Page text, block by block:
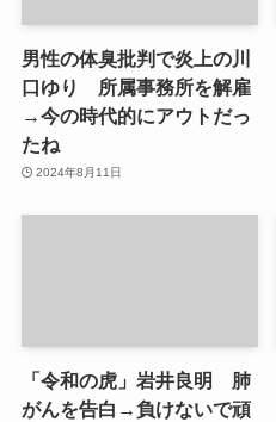
男性の体臭批判で炎上の川
口ゆり 所属事務所を解雇
→今の時代的にアウトだっ
たね
2024年8月11日
「令和の虎」岩井良明 肺
がんを告白→負けないで頑